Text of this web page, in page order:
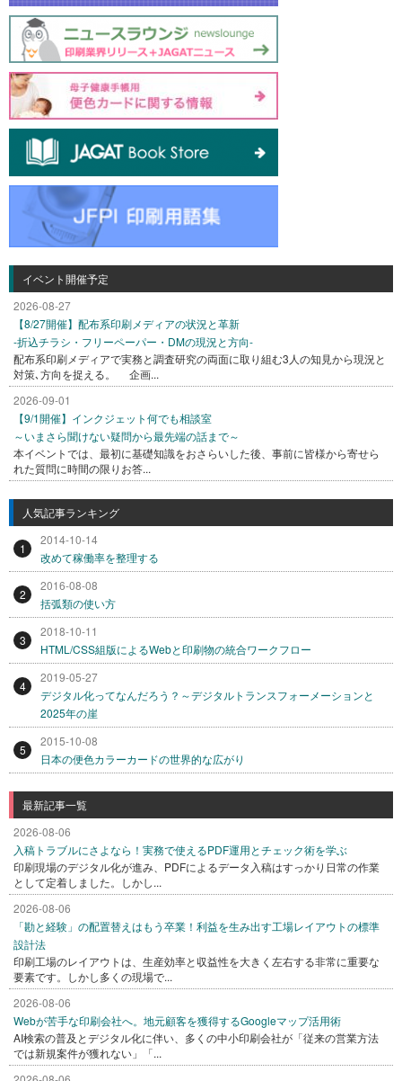
イベント開催予定
2026-08-27
【8/27開催】配布系印刷メディアの状況と革新
-折込チラシ・フリーペーパー・DMの現況と方向-
配布系印刷メディアで実務と調査研究の両面に取り組む3人の知見から現況と
対策､方向を捉える。 企画...
2026-09-01
【9/1開催】インクジェット何でも相談室
～いまさら聞けない疑問から最先端の話まで～
本イベントでは、最初に基礎知識をおさらいした後、事前に皆様から寄せら
れた質問に時間の限りお答...
人気記事ランキング
1
2014-10-14
改めて稼働率を整理する
2
2016-08-08
括弧類の使い方
3
2018-10-11
HTML/CSS組版によるWebと印刷物の統合ワークフロー
4
2019-05-27
デジタル化ってなんだろう？～デジタルトランスフォーメーションと
2025年の崖
5
2015-10-08
日本の便色カラーカードの世界的な広がり
最新記事一覧
2026-08-06
入稿トラブルにさよなら！実務で使えるPDF運用とチェック術を学ぶ
印刷現場のデジタル化が進み、PDFによるデータ入稿はすっかり日常の作業
として定着しました。しかし...
2026-08-06
「勘と経験」の配置替えはもう卒業！利益を生み出す工場レイアウトの標準
設計法
印刷工場のレイアウトは、生産効率と収益性を大きく左右する非常に重要な
要素です。しかし多くの現場で...
2026-08-06
Webが苦手な印刷会社へ。地元顧客を獲得するGoogleマップ活用術
AI検索の普及とデジタル化に伴い、多くの中小印刷会社が「従来の営業方法
では新規案件が獲れない」「...